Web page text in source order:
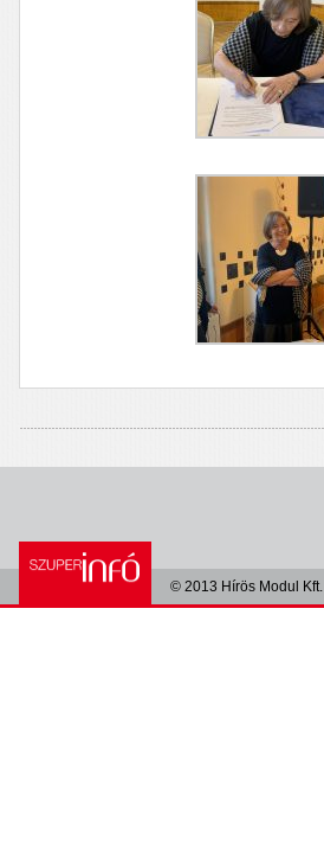
© 2013 Hírös Modul Kft.